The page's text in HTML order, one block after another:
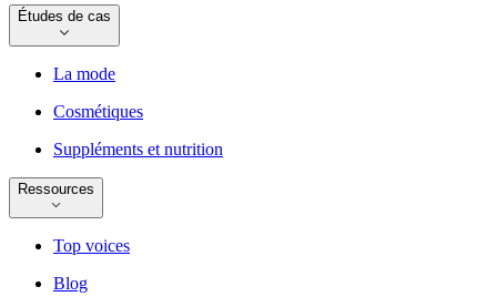
Études de cas
La mode
Cosmétiques
Suppléments et nutrition
Ressources
Top voices
Blog